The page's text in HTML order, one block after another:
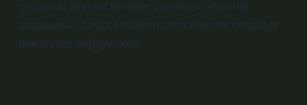
geçişlerin bireysel kimlikler üzerindeki etkilerini
sorgulamak, başka kültürlere daha derin bir empatiyle
bakmamızı sağlayacaktır.